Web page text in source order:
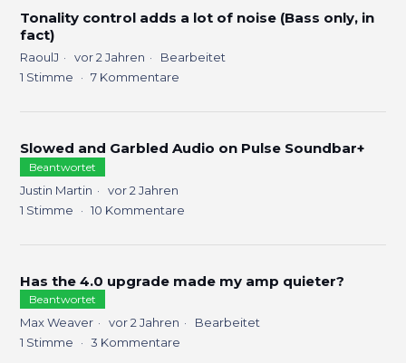
Tonality control adds a lot of noise (Bass only, in
fact)
RaoulJ vor 2 Jahren
Bearbeitet
1 Stimme 7 Kommentare
Slowed and Garbled Audio on Pulse Soundbar+
Beantwortet
Justin Martin
vor 2 Jahren
1 Stimme 10 Kommentare
Has the 4.0 upgrade made my amp quieter?
Beantwortet
Max Weaver vor 2 Jahren
Bearbeitet
1 Stimme 3 Kommentare